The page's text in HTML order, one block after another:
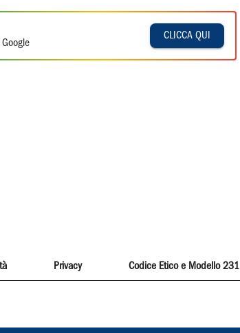
CLICCA QUI
Privacy Codice Etico e Modello 231